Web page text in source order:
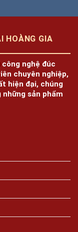
HOÀNG GIA
nghệ đúc
chuyên nghiệp,
hiện đại, chúng
sản phẩm